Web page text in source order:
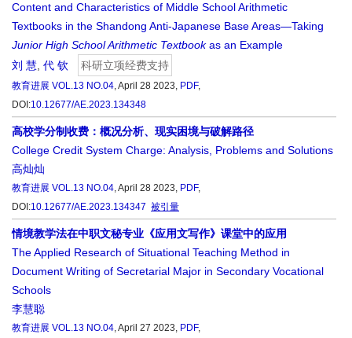
Content and Characteristics of Middle School Arithmetic
Textbooks in the Shandong Anti-Japanese Base Areas—Taking
Junior High School Arithmetic Textbookas an Example
刘 慧 代 钦 科研立项经费支持
教育进展 VOL.13 NO.04, April 28 2023, PDF,
DOI:10.12677/AE.2023.134348
高校学分制收费：概况分析、现实困境与破解路径
College Credit System Charge: Analysis, Problems and Solutions
高灿灿
教育进展 VOL.13 NO.04, April 28 2023, PDF,
DOI:10.12677/AE.2023.134347 被引量
情境教学法在中职文秘专业《应用文写作》课堂中的应用
The Applied Research of Situational Teaching Method in
Document Writing of Secretarial Major in Secondary Vocational
Schools
李慧聪
教育进展 VOL.13 NO.04, April 27 2023, PDF,